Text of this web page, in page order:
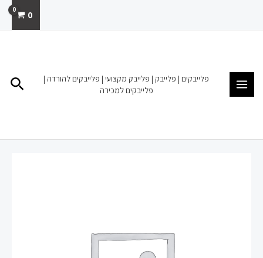
0
פלייבקים | פלייבק | פלייבק מקצועי | פלייבקים להורדה |
פלייבקים למכירה